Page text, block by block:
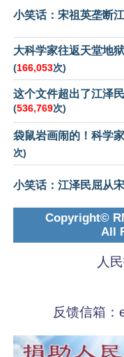
小笑话：宋祖英垄断
大科学家往返天堂地
(166,053次)
这个文件超出了江泽
(536,769次)
袋鼠岩画闹的！科学
次)
小笑话：江泽民屈从
Copyright©
All
人
反馈信箱：